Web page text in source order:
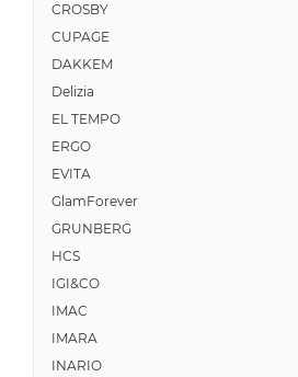
CROSBY
CUPAGE
DAKKEM
Delizia
EL TEMPO
ERGO
EVITA
GlamForever
GRUNBERG
HCS
IGI&CO
IMAC
IMARA
INARIO